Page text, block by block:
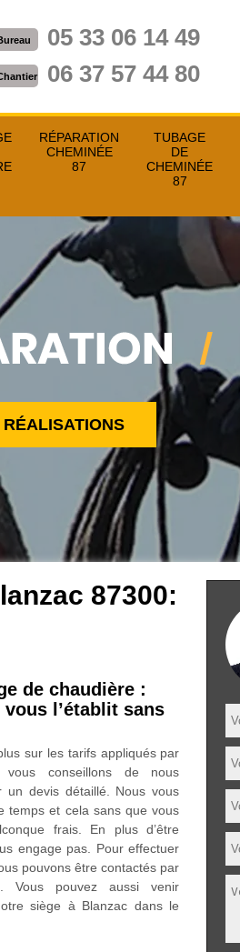
05 33 06 14 49
06 37 57 44 80
RÉPARATION
CHEMINÉE
87
TUBAGE
DE
CHEMINÉE
87
87300:
de chaudière :
l’établit sans
sur les tarifs appliqués par
vous conseillons de nous
un devis détaillé. Nous vous
temps et cela sans que vous
frais. En plus d’être
engage pas. Pour effectuer
pouvons être contactés par
Vous pouvez aussi venir
siège à Blanzac dans le